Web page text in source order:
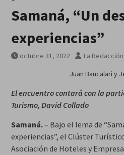
Samaná, “Un
experiencias”
octubre 31, 2022
La Redacción
Juan Bancalari y
El encuentro contará con la
Turismo, David Collado
Samaná.– Bajo el lema de
experiencias”, el Clúster
Asociación de Hoteles y